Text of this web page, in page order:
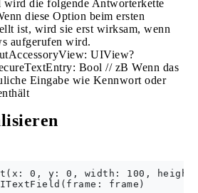
die folgende Antworterkette
diese Option beim ersten
ist, wird sie erst wirksam, wenn
aufgerufen wird.
UIView?
Bool // zB Wenn das
Eingabe wie Kennwort oder
0, y: 0, width: 100,